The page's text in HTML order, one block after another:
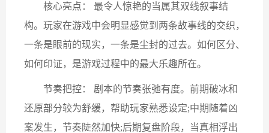
核心亮点： 最令人惊艳的当属其双线叙事结
构。玩家在游戏中会明显感觉到两条故事线的交织，
一条是眼前的现实，一条是尘封的过去。如何区分、
如何印证，是游戏过程中的最大乐趣所在。
节奏把控： 剧本的节奏张弛有度。前期破冰和
还原部分较为舒缓，帮助玩家熟悉设定;中期随着凶
案发生，节奏陡然加快;后期复盘阶段，当真相浮出